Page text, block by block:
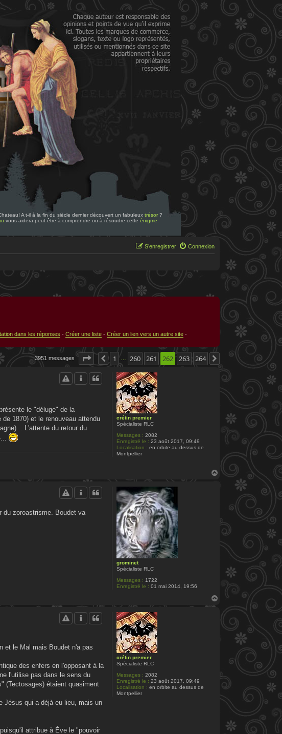
A t-il à la fin du siècle dernier découvert un fabuleux trésor ?
vous aidera peut-être à comprendre ou à résoudre cette énigme
Connexion
S’enregistrer
dans les réponses - Créer une liste - Créer un lien vers un autre site -
3951 messages Page 262 sur264
Précédente
1 260 261 262 263 264 Suivante
crétin premier
Spécialiste RLC
Messages : 2082
Enregistré le : 23 août 2017, 09:49
Localisation : en orbite au dessus de
Montpellier
le "déluge" de la
1870) et le renouveau attendu
L'attente du retour du
H
grominet
Spécialiste RLC
Messages : 1722
Enregistré le : 01 mai 2014, 19:56
du zoroastrisme. Boudet va
u
crétin premier
Spécialiste RLC
Messages : 2082
Enregistré le : 23 août 2017, 09:49
Localisation : en orbite au dessus de
Montpellier
et le Mal mais Boudet n'a pas
des enfers en l'opposant à la
l'utilise pas dans le sens du
(Tectosages) étaient quasiment
Jésus qui a déjà eu lieu, mais un
attribue à Ève le "pouvoir